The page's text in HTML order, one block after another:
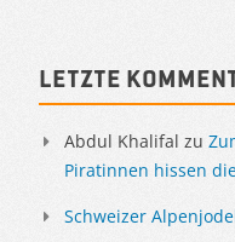
Sidebar
Letzte
Abdul Khalifal zu
Piratinnen hissen
Schweizer